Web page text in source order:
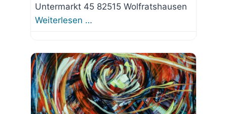
Untermarkt 45 82515 Wolfratshausen
Weiterlesen …